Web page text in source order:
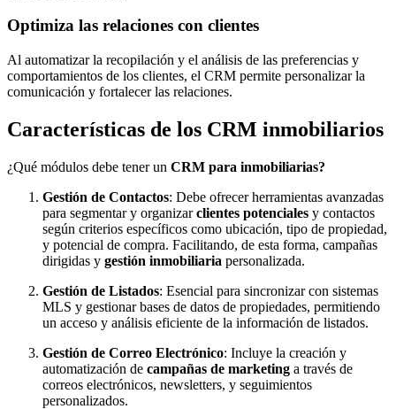
Optimiza las relaciones con clientes
Al automatizar la recopilación y el análisis de las preferencias y
comportamientos de los clientes, el CRM permite personalizar la
comunicación y fortalecer las relaciones.
Características de los CRM inmobiliarios
¿Qué módulos debe tener un CRM para inmobiliarias?
Gestión de Contactos: Debe ofrecer herramientas avanzadas
para segmentar y organizarclientes potenciales y contactos
según criterios específicos como ubicación, tipo de propiedad,
y potencial de compra. Facilitando, de esta forma, campañas
dirigidas y gestión inmobiliaria personalizada.
Gestión de Listados: Esencial para sincronizar con sistemas
MLS y gestionar bases de datos de propiedades, permitiendo
un acceso y análisis eficiente de la información de listados.
Gestión de Correo Electrónico: Incluye la creación y
automatización de campañas de marketing a través de
correos electrónicos, newsletters, y seguimientos
personalizados.